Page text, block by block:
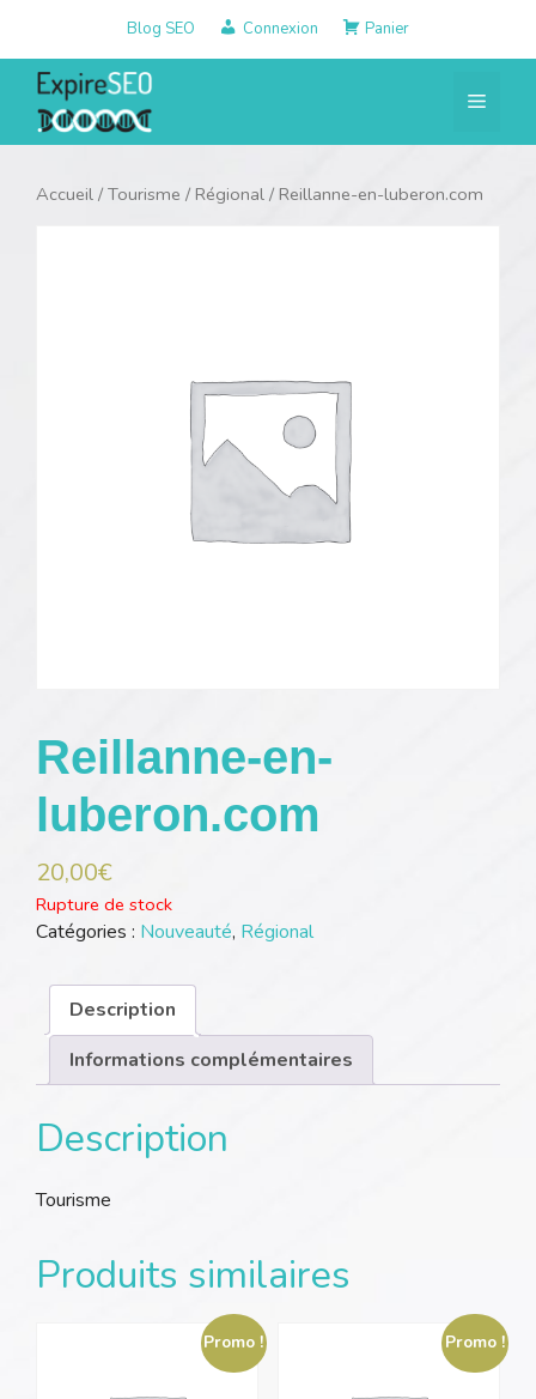
contenu
Blog SEO Connexion Panier
Menu
Accueil / Tourisme / Régional / Reillanne-en-luberon.com
Reillanne-en-
luberon.com
20,00€
Rupture de stock
Catégories : Nouveauté, Régional
Description
Informations complémentaires
Description
Tourisme
Produits similaires
Promo ! Promo !